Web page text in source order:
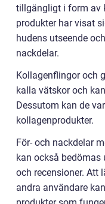
tillgängligt i form av
produkter har visat
hudens utseende
nackdelar.
Kollagenflingor och
kalla vätskor och
Dessutom kan de
kollagenprodukter.
För- och nackdelar
kan också
och recensioner. Att
andra användare